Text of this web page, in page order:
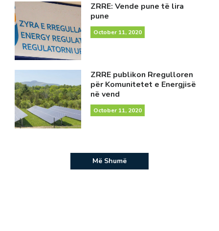
ZRRE: Vende pune të lira
pune
October 11, 2020
ZRRE publikon Rregulloren
për Komunitetet e Energjisë
në vend
October 11, 2020
Më Shumë